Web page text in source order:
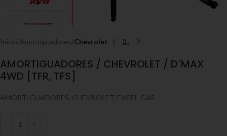
Inicio Amortiguadores Chevrolet
AMORTIGUADORES / CHEVROLET / D´MAX
4WD [TFR, TFS]
AMORTIGUADORES, CHEVROLET, EXCEL-GAS